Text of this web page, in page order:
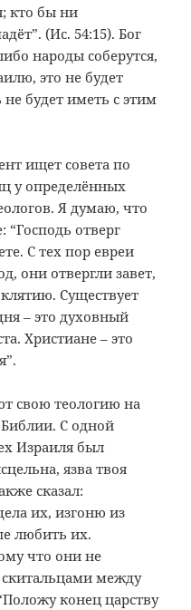
кто бы ни
(Ис. 54:15). Бог
народы соберутся,
это не будет
будет иметь с этим
ищет совета по
у определённых
Я думаю, что
отверг
С тех пор евреи
они отвергли завет,
Существует
– это духовный
Христиане – это
свою теологию на
С одной
Израиля был
язва твоя
сказал:
их, изгоню из
любить их.
что они не
скитальцами между
конец царству